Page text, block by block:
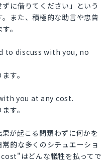
に借りてください」という
また、積極的な助言や忠告
。
to discuss with you, no
す。
you at any cost.
す。
が起こる問類わずに何かを
的な多くのシチュエーショ
はどんな犠牲を払ってで